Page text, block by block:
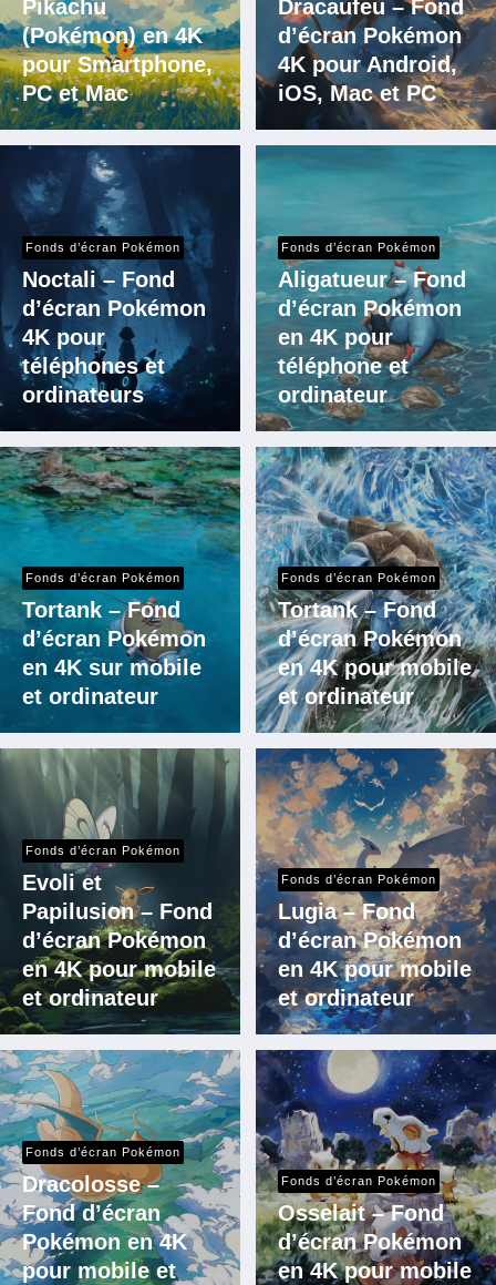
Pikachu
(Pokémon) en 4K
pour Smartphone,
PC et Mac
Dracaufeu – Fond
d’écran Pokémon
4K pour Android,
iOS, Mac et PC
Fonds d’écran Pokémon
Noctali – Fond
d’écran Pokémon
4K pour
téléphones et
ordinateurs
Fonds d’écran Pokémon
Aligatueur – Fond
d’écran Pokémon
en 4K pour
téléphone et
ordinateur
Fonds d’écran Pokémon
Tortank – Fond
d’écran Pokémon
en 4K sur mobile
et ordinateur
Fonds d’écran Pokémon
Tortank – Fond
d’écran Pokémon
en 4K pour mobile
et ordinateur
Fonds d’écran Pokémon
Evoli et
Papilusion – Fond
d’écran Pokémon
en 4K pour mobile
et ordinateur
Fonds d’écran Pokémon
Lugia – Fond
d’écran Pokémon
en 4K pour mobile
et ordinateur
Fonds d’écran Pokémon
Dracolosse –
Fond d’écran
Pokémon en 4K
pour mobile et
Fonds d’écran Pokémon
Osselait – Fond
d’écran Pokémon
en 4K pour mobile